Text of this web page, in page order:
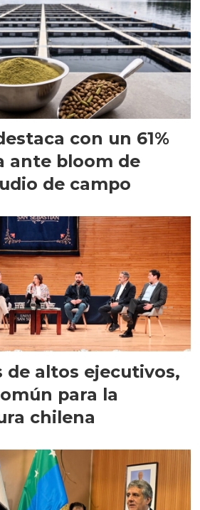
con un 61%
ante bloom de
de campo
de altos ejecutivos,
para la
chilena